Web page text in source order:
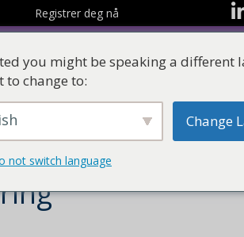
Registrer deg nå
Ressurser
you might be speaking a different
to change to:
Change
not switch language